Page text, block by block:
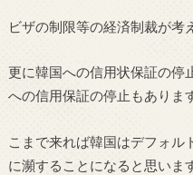
ビザの制限等の経済制裁が考
更に韓国への信用状保証の停
への信用保証の停止もありま
こまで来れば韓国はデフォル
に瀕することになると思いま